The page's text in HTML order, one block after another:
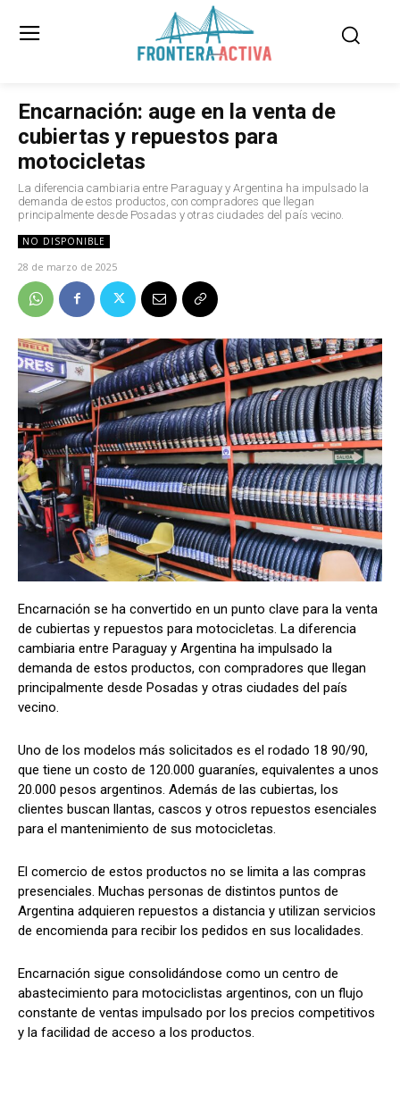
Encarnación: auge en la venta de
cubiertas y repuestos para
motocicletas
La diferencia cambiaria entre Paraguay y Argentina ha impulsado la
demanda de estos productos, con compradores que llegan
principalmente desde Posadas y otras ciudades del país vecino.
NO DISPONIBLE
28 de marzo de 2025
Encarnación se ha convertido en un punto clave para la venta
de cubiertas y repuestos para motocicletas. La diferencia
cambiaria entre Paraguay y Argentina ha impulsado la
demanda de estos productos, con compradores que llegan
principalmente desde Posadas y otras ciudades del país
vecino.
Uno de los modelos más solicitados es el rodado 18 90/90,
que tiene un costo de 120.000 guaraníes, equivalentes a unos
20.000 pesos argentinos. Además de las cubiertas, los
clientes buscan llantas, cascos y otros repuestos esenciales
para el mantenimiento de sus motocicletas.
El comercio de estos productos no se limita a las compras
presenciales. Muchas personas de distintos puntos de
Argentina adquieren repuestos a distancia y utilizan servicios
de encomienda para recibir los pedidos en sus localidades.
Encarnación sigue consolidándose como un centro de
abastecimiento para motociclistas argentinos, con un flujo
constante de ventas impulsado por los precios competitivos
y la facilidad de acceso a los productos.